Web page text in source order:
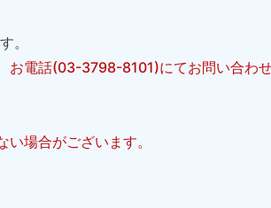
。
電話(03-3798-8101)にてお問い合わせ
場合がございます。